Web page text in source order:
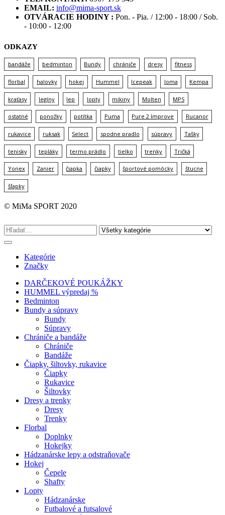
EMAIL: info@mima-sport.sk
OTVÁRACIE HODINY : Pon. - Pia. / 12:00 - 18:00 / Sob.
- 10:00 - 12:00
ODKAZY
bandáže bedminton Bundy chrániče dresy fitness
florbal halovky hokej Hummel Icepeak Joma Kempa
kraťasy legíny lep lopty mikiny Molten MPS
ostatné ponožky potítka Puma Pure 2 Improve Rucanor
rukavice ruksak Select spodne pradlo súpravy Tašky
tenisky tepláky termo prádlo tielko trenky Tričká
Yonex Zanier čiapka čiapky športové pomôcky štucne
šľapky
© MiMa SPORT 2020
Kategórie
Značky
DARČEKOVÉ POUKÁŽKY
HUMMEL výpredaj %
Bedminton
Bundy a súpravy
Bundy
Súpravy
Chrániče a bandáže
Chrániče
Bandáže
Čiapky, šiltovky, rukavice
Čiapky
Rukavice
Šiltovky
Dresy a trenky
Dresy
Trenky
Florbal
Doplnky
Hokejky
Hádzanárske lepy a odstraňovače
Hokej
Čepele
Shafty
Lopty
Hádzanárske
Futbalové a futsalové